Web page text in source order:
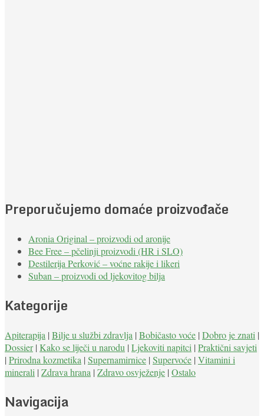
Preporučujemo domaće proizvođače
Aronia Original – proizvodi od aronije
Bee Free – pčelinji proizvodi (HR i SLO)
Destilerija Perković – voćne rakije i likeri
Suban – proizvodi od ljekovitog bilja
Kategorije
Apiterapija | Bilje u službi zdravlja | Bobičasto voće | Dobro je znati |
Dossier| Kako se liječi u narodu | Ljekoviti napitci | Praktični savjeti
| Prirodna kozmetika | Supernamirnice | Supervoće | Vitamini i
minerali | Zdrava hrana | Zdravo osvježenje | Ostalo
Navigacija